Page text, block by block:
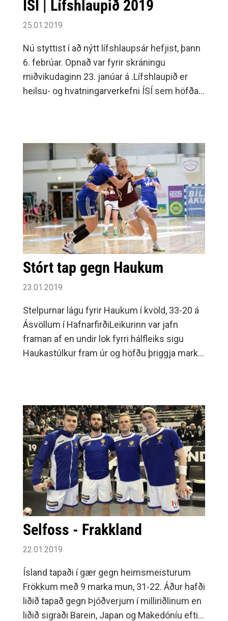
ÍSÍ | Lífshlaupið 2019
25.01.2019
Nú styttist í að nýtt lífshlaupsár hefjist, þann
6. febrúar. Opnað var fyrir skráningu
miðvikudaginn 23. janúar á .Lífshlaupið er
heilsu- og hvatningarverkefni ÍSÍ sem höfðar
Stórt tap gegn Haukum
23.01.2019
Stelpurnar lágu fyrir Haukum í kvöld, 33-20 á
Ásvöllum í HafnarfirðiLeikurinn var jafn
framan af en undir lok fyrri hálfleiks sigu
Haukastúlkur fram úr og höfðu þriggja marka
Selfoss - Frakkland
22.01.2019
Ísland tapaði í gær gegn heimsmeisturum
Frökkum með 9 marka mun, 31-22. Áður hafði
liðið tapað gegn Þjóðverjum í milliriðlinum en
liðið sigraði Barein, Japan og Makedóníu eftir